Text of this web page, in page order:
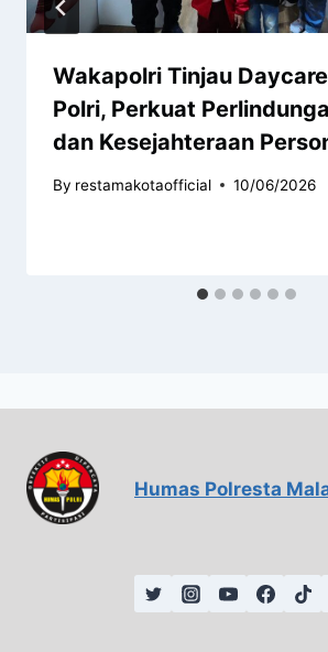
Wakapolri Tinjau
Polri, Perkuat
dan Kesejahteraan
By restamakotaofficial 10/06/2026
Humas Polresta